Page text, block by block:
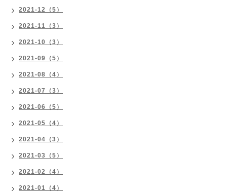
2021-12（5）
2021-11（3）
2021-10（3）
2021-09（5）
2021-08（4）
2021-07（3）
2021-06（5）
2021-05（4）
2021-04（3）
2021-03（5）
2021-02（4）
2021-01（4）